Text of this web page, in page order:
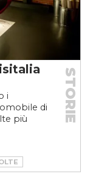
i
di
più
STORIE